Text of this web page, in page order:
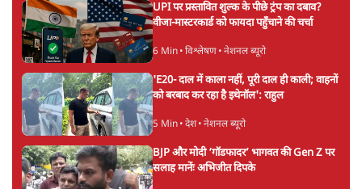
UPI पर प्रस्तावित शुल्क के पीछे ट्रंप का दबाव?
वीजा-मास्टरकार्ड को फायदा पहुँचाने की चर्चा
6 Min• विश्लेषण• नेशनल ब्यूरो
'E20- दाल में काला नहीं, पूरी दाल ही काली; वाहनों
को बरबाद कर रहा है इथेनॉल': राहुल
5 Min• देश• नेशनल ब्यूरो
BJP और मोदी ‘गॉडफादर’ भागवत की Gen Z पर
सलाह मानेंः अभिजीत दिपके